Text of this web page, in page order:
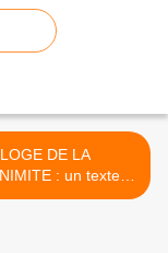
DE LA
: un texte et
citations (La